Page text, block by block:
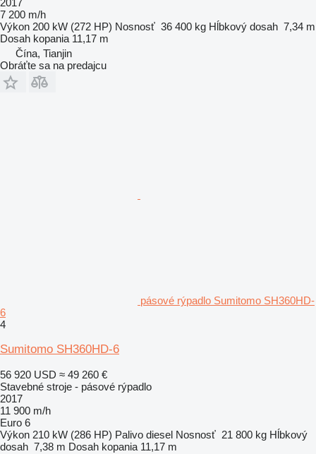
7 200 m/h
Výkon 200 kW (272 HP) Nosnosť 36 400 kg Hĺbkový dosah 7,34 m
Dosah kopania 11,17 m
Čína, Tianjin
Obráťte sa na predajcu
pásové rýpadlo Sumitomo SH360HD-
6
4
Sumitomo SH360HD-6
56 920 USD ≈ 49 260 €
Stavebné stroje - pásové rýpadlo
2017
11 900 m/h
Euro 6
Výkon 210 kW (286 HP) Palivo diesel Nosnosť 21 800 kg Hĺbkový
dosah 7,38 m Dosah kopania 11,17 m